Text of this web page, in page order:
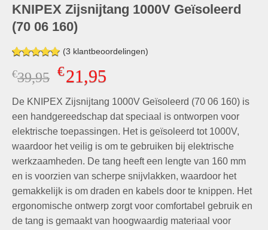
KNIPEX Zijsnijtang 1000V Geïsoleerd
(70 06 160)
Gewaardeerd
5.00op 5
gebaseerd
waarderingen
(3 klantbeoordelingen)
€39,95 Oorspronkelijke
was:
€39,95.
€21,95Huidige
is:
€21,95.
De KNIPEX Zijsnijtang 1000V Geïsoleerd (70 06 160) is
een handgereedschap dat speciaal is ontworpen voor
elektrische toepassingen. Het is geïsoleerd tot 1000V,
waardoor het veilig is om te gebruiken bij elektrische
werkzaamheden. De tang heeft een lengte van 160 mm
en is voorzien van scherpe snijvlakken, waardoor het
gemakkelijk is om draden en kabels door te knippen. Het
ergonomische ontwerp zorgt voor comfortabel gebruik en
de tang is gemaakt van hoogwaardig materiaal voor